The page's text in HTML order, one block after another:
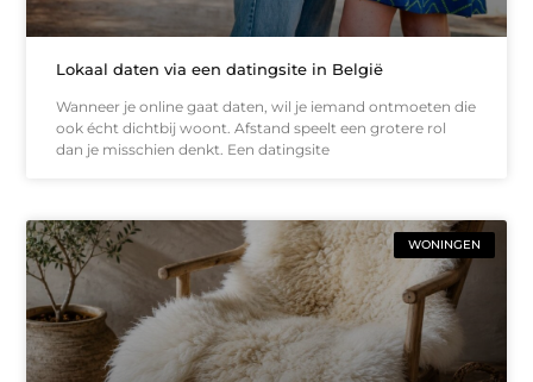
Lokaal daten via een datingsite in België
Wanneer je online gaat daten, wil je iemand ontmoeten die
ook écht dichtbij woont. Afstand speelt een grotere rol
dan je misschien denkt. Een datingsite
WONINGEN